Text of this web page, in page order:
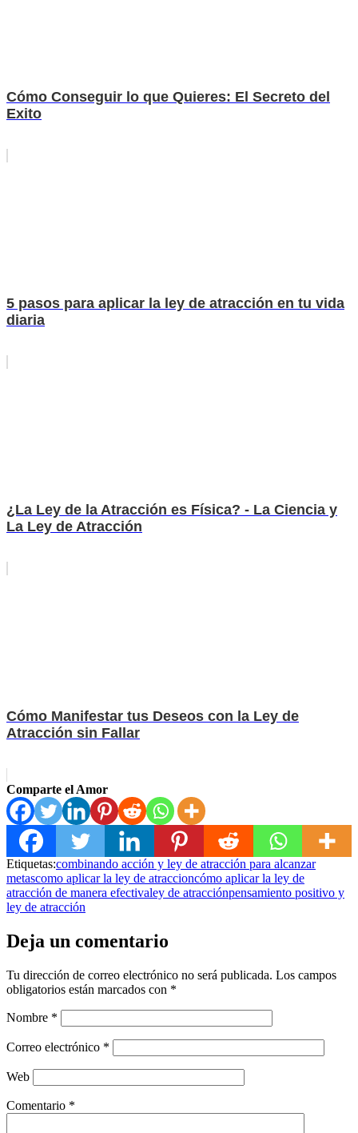
Cómo Conseguir lo que Quieres: El Secreto del
Exito
5 pasos para aplicar la ley de atracción en tu vida
diaria
¿La Ley de la Atracción es Física? - La Ciencia y
La Ley de Atracción
Cómo Manifestar tus Deseos con la Ley de
Atracción sin Fallar
Comparte el Amor
Etiquetas:combinando acción y ley de atracción para alcanzar
metascomo aplicar la ley de atraccioncómo aplicar la ley de
atracción de manera efectivaley de atracciónpensamiento positivo y
ley de atracción
Deja un comentario
Tu dirección de correo electrónico no será publicada. Los campos
obligatorios están marcados con *
Nombre *
Correo electrónico *
Web
Comentario *